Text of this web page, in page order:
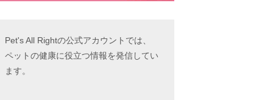
Pet's All Rightの公式アカウントでは、
ペットの健康に役立つ情報を発信してい
ます。